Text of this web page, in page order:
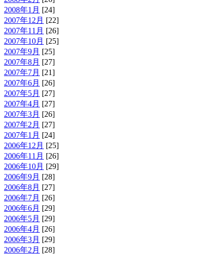
2008年1月 [24]
2007年12月 [22]
2007年11月 [26]
2007年10月 [25]
2007年9月 [25]
2007年8月 [27]
2007年7月 [21]
2007年6月 [26]
2007年5月 [27]
2007年4月 [27]
2007年3月 [26]
2007年2月 [27]
2007年1月 [24]
2006年12月 [25]
2006年11月 [26]
2006年10月 [29]
2006年9月 [28]
2006年8月 [27]
2006年7月 [26]
2006年6月 [29]
2006年5月 [29]
2006年4月 [26]
2006年3月 [29]
2006年2月 [28]